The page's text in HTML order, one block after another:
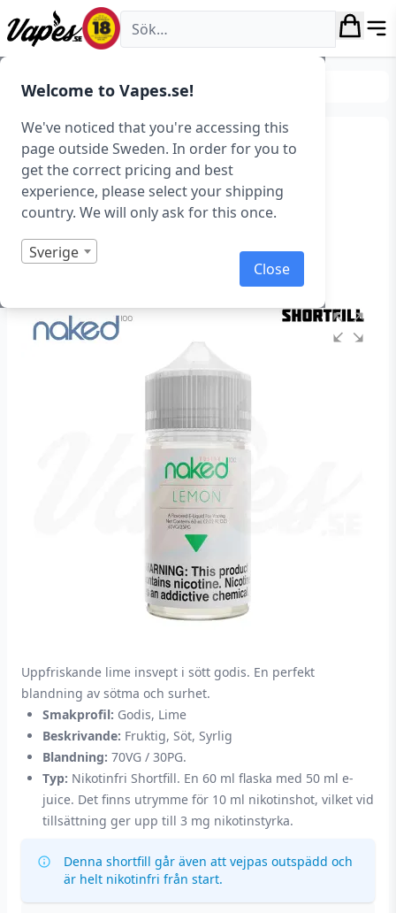
Welcome to Vapes.se!
We've noticed that you're accessing this
page outside Sweden. In order for you to
get the correct pricing and best
experience, please select your shipping
country. We will only ask for this once.
Sverige
Close
Vapes.se
E-juice E-juice varumärken
Naked 100 – Sour Sweet
(Green Lemon) (50 ml,
Shortfill)
Art.nr: 37914
Slut i lager
Uppfriskande lime insvept i sött godis. En perfekt
blandning av sötma och surhet.
Smakprofil: Godis, Lime
Beskrivande: Fruktig, Söt, Syrlig
Blandning: 70VG / 30PG.
Typ: Nikotinfri Shortfill. En 60 ml flaska med 50 ml e-
juice. Det finns utrymme för 10 ml nikotinshot, vilket vid
tillsättning ger upp till 3 mg nikotinstyrka.
Denna shortfill går även att vejpas outspädd och
är helt nikotinfri från start.